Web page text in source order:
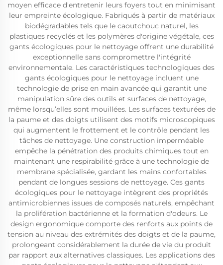
moyen efficace d'entretenir leurs foyers tout en minimisant
leur empreinte écologique. Fabriqués à partir de matériaux
biodégradables tels que le caoutchouc naturel, les
plastiques recyclés et les polymères d'origine végétale, ces
gants écologiques pour le nettoyage offrent une durabilité
exceptionnelle sans compromettre l'intégrité
environnementale. Les caractéristiques technologiques des
gants écologiques pour le nettoyage incluent une
technologie de prise en main avancée qui garantit une
manipulation sûre des outils et surfaces de nettoyage,
même lorsqu’elles sont mouillées. Les surfaces texturées de
la paume et des doigts utilisent des motifs microscopiques
qui augmentent le frottement et le contrôle pendant les
tâches de nettoyage. Une construction imperméable
empêche la pénétration des produits chimiques tout en
maintenant une respirabilité grâce à une technologie de
membrane spécialisée, gardant les mains confortables
pendant de longues sessions de nettoyage. Ces gants
écologiques pour le nettoyage intègrent des propriétés
antimicrobiennes issues de composés naturels, empêchant
la prolifération bactérienne et la formation d'odeurs. Le
design ergonomique comporte des renforts aux points de
tension au niveau des extrémités des doigts et de la paume,
prolongeant considérablement la durée de vie du produit
par rapport aux alternatives classiques. Les applications des